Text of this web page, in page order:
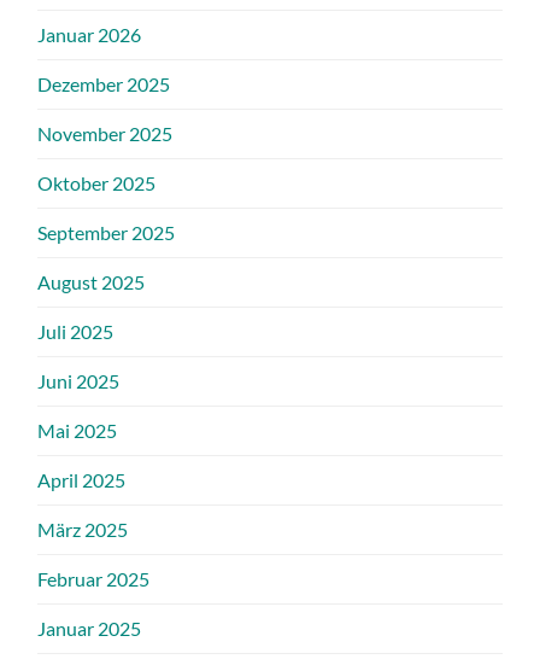
Januar 2026
Dezember 2025
November 2025
Oktober 2025
September 2025
August 2025
Juli 2025
Juni 2025
Mai 2025
April 2025
März 2025
Februar 2025
Januar 2025